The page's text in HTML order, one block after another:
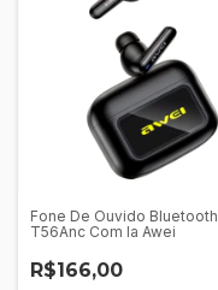
Fone De Ouvido Bluetooth
T56Anc Com Ia Awei
R$166,00